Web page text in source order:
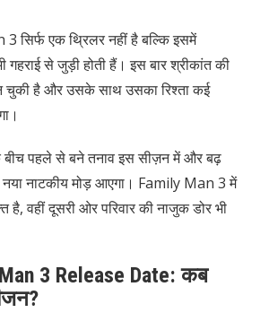
सिर्फ एक थ्रिलर नहीं है बल्कि इसमें
गहराई से जुड़ी होती हैं। इस बार श्रीकांत की
चुकी है और उसके साथ उसका रिश्ता कई
पहले से बने तनाव इस सीज़न में और बढ़
नाटकीय मोड़ आएगा। Family Man 3 में
वहीं दूसरी ओर परिवार की नाजुक डोर भी
3 Release Date: कब